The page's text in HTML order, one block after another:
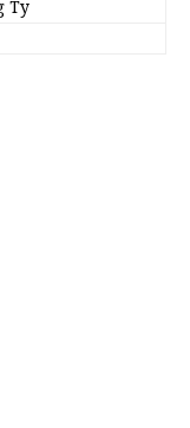
Ty